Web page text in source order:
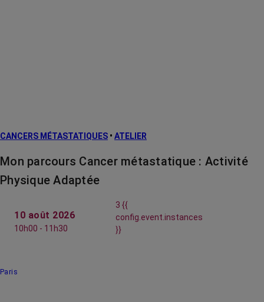
CANCERS MÉTASTATIQUES • ATELIER
Mon parcours Cancer métastatique : Activité
Physique Adaptée
10 août 2026
10h00 - 11h30
3 {{
config.event.instances
}}
Paris